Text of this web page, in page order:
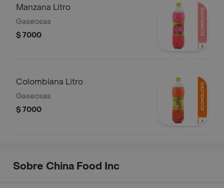
Manzana Litro
Gaseosas
$ 7000
Colombiana Litro
Gaseosas
$ 7000
Sobre China Food Inc